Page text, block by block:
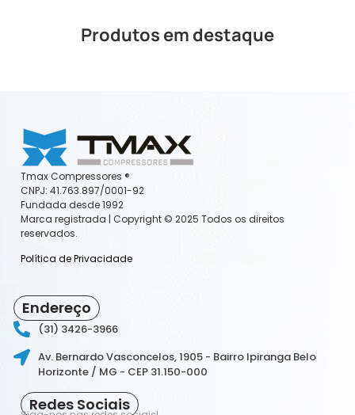
Produtos em destaque
Tmax Compressores ®️
CNPJ: 41.763.897/0001-92
Fundada desde 1992
Marca registrada | Copyright ©️ 2025 Todos os direitos
reservados.
Política de Privacidade
Endereço
(31) 3426-3966
Av. Bernardo Vasconcelos, 1905 - Bairro Ipiranga Belo
Horizonte / MG - CEP 31.150-000
Redes Sociais